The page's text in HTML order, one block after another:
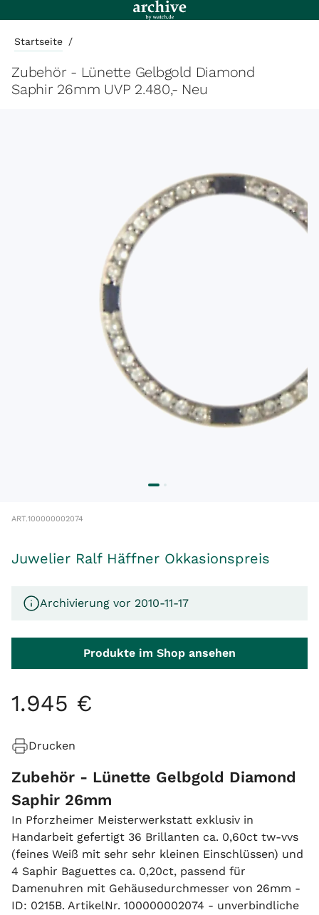
Startseite /
Zubehör - Lünette Gelbgold Diamond
Saphir 26mm UVP 2.480,- Neu
ART.100000002074
Juwelier Ralf Häffner Okkasionspreis
Archivierung vor 2010-11-17
Produkte im Shop ansehen
1.945 €
Drucken
Zubehör - Lünette Gelbgold Diamond
Saphir 26mm
In Pforzheimer Meisterwerkstatt exklusiv in
Handarbeit gefertigt 36 Brillanten ca. 0,60ct tw-vvs
(feines Weiß mit sehr sehr kleinen Einschlüssen) und
4 Saphir Baguettes ca. 0,20ct, passend für
Damenuhren mit Gehäusedurchmesser von 26mm -
ID: 0215B. ArtikelNr. 100000002074 - unverbindliche